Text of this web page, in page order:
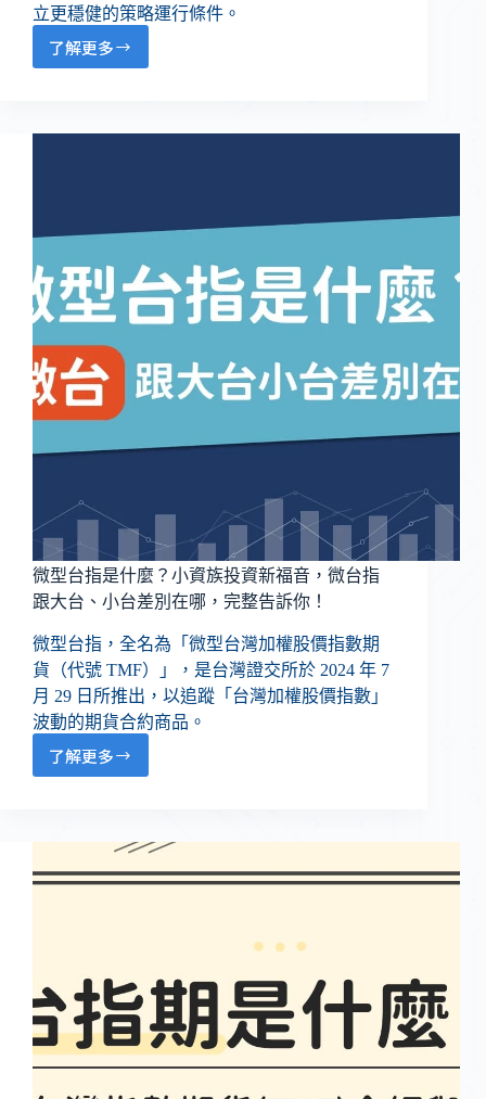
立更穩健的策略運行條件。
了解更多
微型台指是什麼？小資族投資新福音，微台指
跟大台、小台差別在哪，完整告訴你！
微型台指，全名為「微型台灣加權股價指數期
貨（代號 TMF）」，是台灣證交所於 2024 年 7
月 29 日所推出，以追蹤「台灣加權股價指數」
波動的期貨合約商品。
了解更多